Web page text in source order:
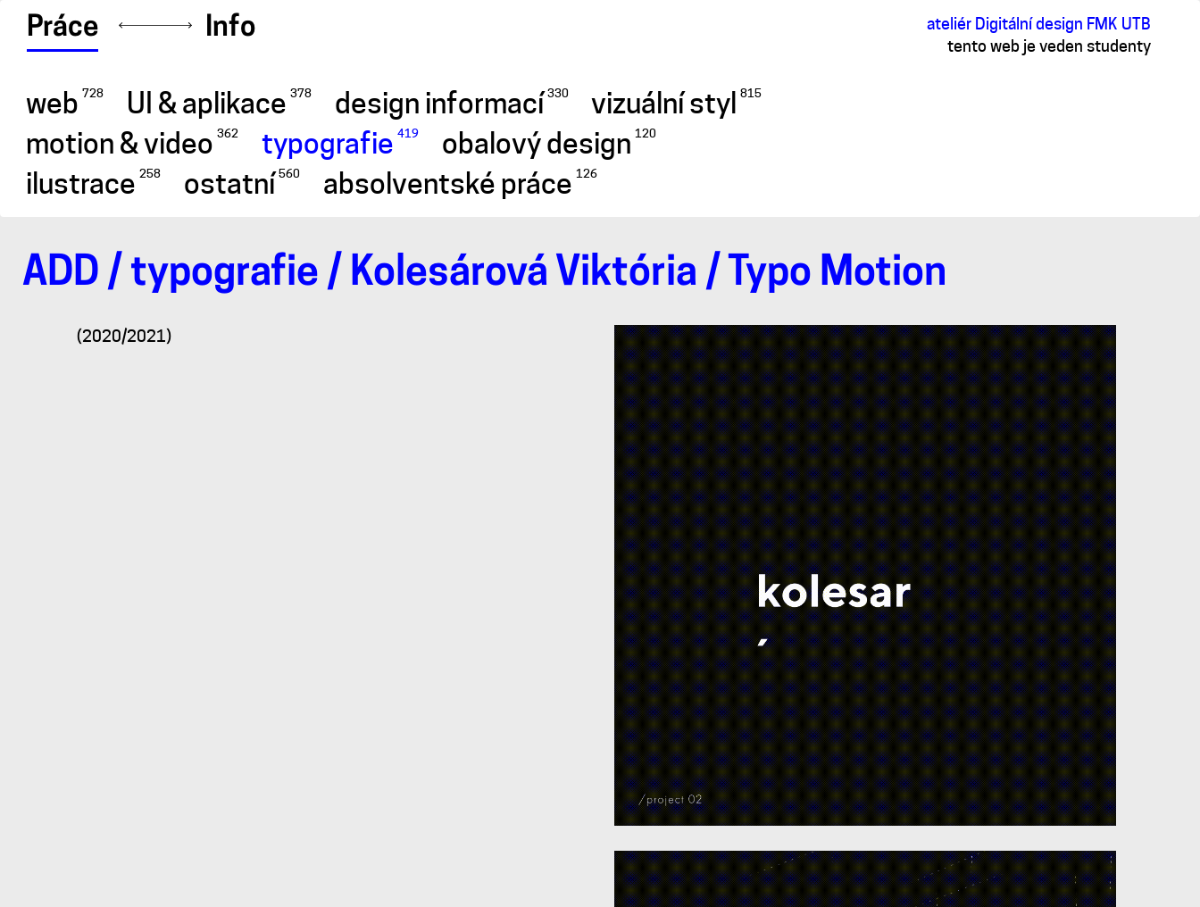
ateliér Digitální design FMK UTB
tento web je veden studenty
Práce Info
web 728 UI & aplikace 378 design informací 330 vizuální styl 815
motion & video 362 typografie 419 obalový design 120
ilustrace 258 ostatní 560 absolventské práce 126
ADD / typografie / Kolesárová Viktória / Typo Motion
Typo
(2020/2021)